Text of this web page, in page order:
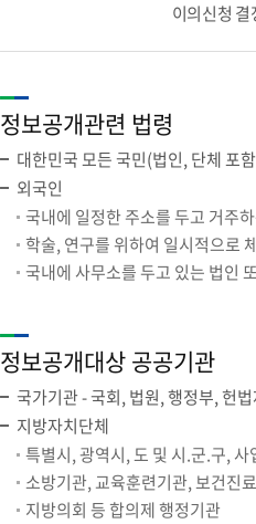
이의신청
정보공개관련 법령
대한민국 모든 국민(법인, 단체 포
외국인
국내에 일정한 주소를 두고 거주
학술, 연구를 위하여 일시적으로
국내에 사무소를 두고 있는 법인
정보공개대상 공공기관
국가기관 - 국회, 법원, 행정부, 헌
지방자치단체
특별시, 광역시, 도 및 시.군.구, 사
소방기관, 교육훈련기관, 보건진
지방의회 등 합의제 행정기관